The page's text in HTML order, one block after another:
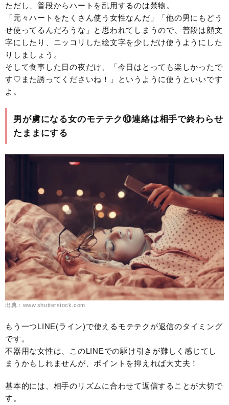
ただし、普段からハートを乱用するのは禁物。
「元々ハートをたくさん使う女性なんだ」「他の男にもどう
せ使ってるんだろうな」と思われてしまうので、普段は顔文
字にしたり、ニッコリした絵文字を少しだけ使うようにした
りしましょう。
そして食事した日の夜だけ、「今日はとっても楽しかったで
す♡また誘ってくださいね！」というように使うといいです
よ。
男が虜になる女のモテテク⑩連絡は相手で終わらせ
たままにする
出典：www.shutterstock.com
もう一つLINE(ライン)で使えるモテテクが返信のタイミング
です。
不器用な女性は、このLINEでの駆け引きが難しく感じてし
まうかもしれませんが、ポイントを抑えれば大丈夫！
基本的には、相手のリズムに合わせて返信することが大切で
す。